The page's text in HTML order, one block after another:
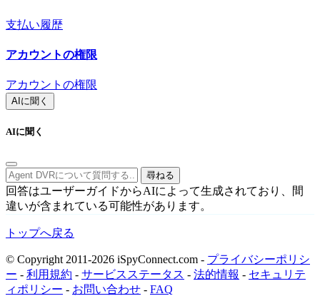
支払い履歴
アカウントの権限
アカウントの権限
AIに聞く
AIに聞く
尋ねる
回答はユーザーガイドからAIによって生成されており、間
違いが含まれている可能性があります。
トップへ戻る
© Copyright 2011-2026 iSpyConnect.com - プライバシーポリシ
ー - 利用規約 - サービスステータス - 法的情報 - セキュリテ
ィポリシー - お問い合わせ - FAQ